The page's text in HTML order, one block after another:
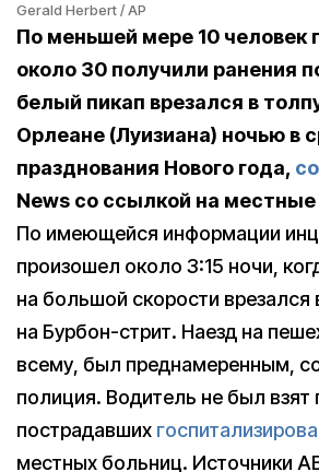
Gerald Herbert / AP
По меньшей мере 10 человек
около 30 получили ранения
белый пикап врезался в
Орлеане (Луизиана) ночью в
празднования Нового года,
News со ссылкой на местные
По имеющейся информации
произошел около 3:15 ночи,
на большой скорости
на Бурбон-стрит. Наезд на
всему, был преднамеренным,
полиция. Водитель не был взят
пострадавших
местных больниц. Источники